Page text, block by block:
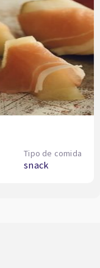
Tipo de comida
snack